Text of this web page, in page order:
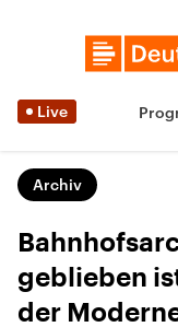
Live
Archiv
geblieben
der